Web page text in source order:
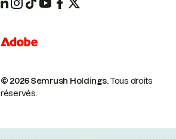
© 2026 Semrush Holdings.Tous droits
réservés.